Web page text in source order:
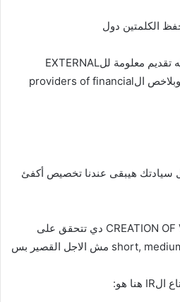
الكلمتين دول
الغرض الرئيسي للIR هو والله تقديم معلومة للEXTERNAL
USERS بتوع القوائم المالية وبلاخص الproviders of financial
سيادتك هيبقى عندنا تخصيص أكفئ
يبقى اللعبة ان حتة الCREATION OF VALUE دي تتحقق على